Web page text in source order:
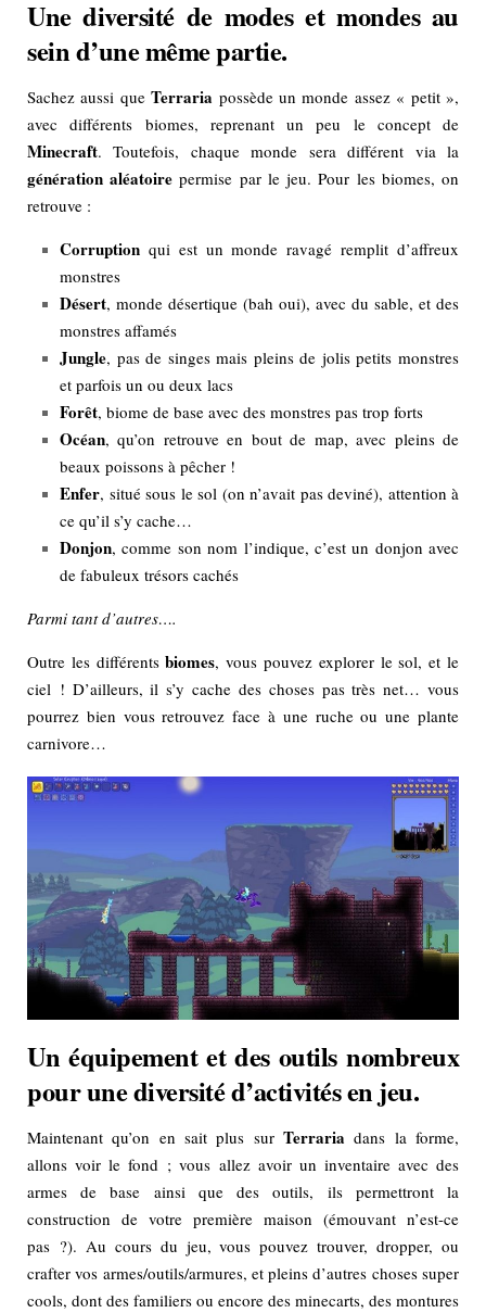
Une diversité de modes et mondes au
sein d’une même partie.
Sachez aussi queTerraria possède un monde assez « petit »,
avec différents biomes, reprenant un peu le concept de
Minecraft. Toutefois, chaque monde sera différent via la
génération aléatoire permise par le jeu. Pour les biomes, on
retrouve :
Corruption qui est un monde ravagé remplit d’affreux
monstres
Désert, monde désertique (bah oui), avec du sable, et des
monstres affamés
Jungle, pas de singes mais pleins de jolis petits monstres
et parfois un ou deux lacs
Forêt, biome de base avec des monstres pas trop forts
Océan, qu’on retrouve en bout de map, avec pleins de
beaux poissons à pêcher !
Enfer, situé sous le sol (on n’avait pas deviné), attention à
ce qu’il s’y cache…
Donjon, comme son nom l’indique, c’est un donjon avec
de fabuleux trésors cachés
Parmi tant d’autres….
Outre les différentsbiomes, vous pouvez explorer le sol, et le
ciel ! D’ailleurs, il s’y cache des choses pas très net… vous
pourrez bien vous retrouvez face à une ruche ou une plante
carnivore…
Un équipement et des outils nombreux
pour une diversité d’activités en jeu.
Maintenant qu’on en sait plus surTerraria dans la forme,
allons voir le fond ; vous allez avoir un inventaire avec des
armes de base ainsi que des outils, ils permettront la
construction de votre première maison (émouvant n’est-ce
pas ?). Au cours du jeu, vous pouvez trouver, dropper, ou
crafter vos armes/outils/armures, et pleins d’autres choses super
cools, dont des familiers ou encore des minecarts, des montures